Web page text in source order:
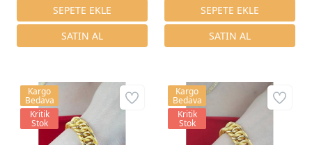
Kargo
Bedava
Kritik
Stok
Kargo
Bedava
Kritik
Stok